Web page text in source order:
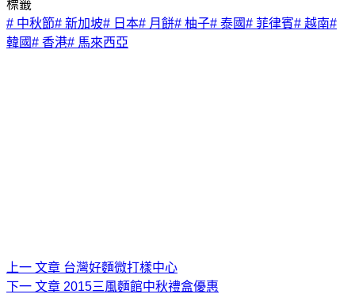
標籤
# 中秋節# 新加坡# 日本# 月餅# 柚子# 泰國# 菲律賓# 越南#
韓國# 香港# 馬來西亞
上一 文章 台灣好麵微打樣中心
下一 文章 2015三風麵館中秋禮盒優惠